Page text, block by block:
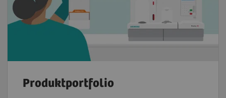
Produktportfolio